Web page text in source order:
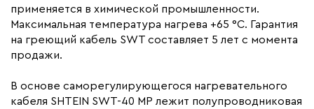
Ширина (мм)
Страна производства
Срок службы(год) 15
применяется в химической промышленности.
Максимальная температура нагрева +65 °С. Гарантия
на греющий кабель SWT составляет 5 лет с момента
продажи.
В основе саморегулирующегося нагревательного
кабеля SHTEIN SWT-40 MP лежит полупроводниковая